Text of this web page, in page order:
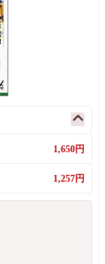
1,650円
1,257円